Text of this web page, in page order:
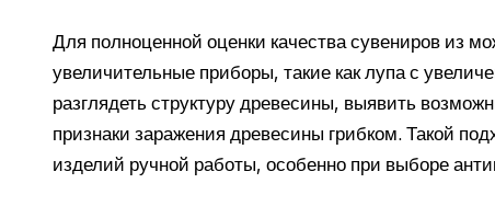
Для полноценной оценки качества сувениров из
увеличительные приборы, такие как лупа с
разглядеть структуру древесины, выявить
признаки заражения древесины грибком. Такой
изделий ручной работы, особенно при выборе